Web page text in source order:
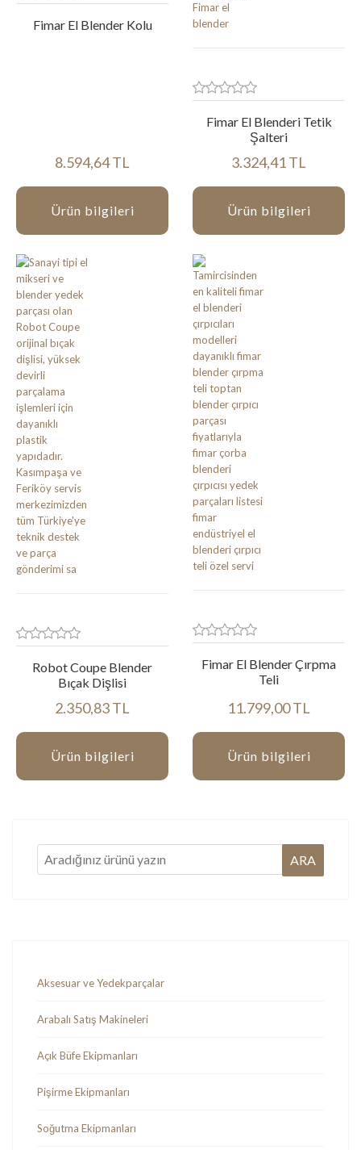
Fimar El Blender Kolu
8.594,64 TL
Ürün bilgileri
Fimar El Blenderi Tetik
Şalteri
3.324,41 TL
Ürün bilgileri
Robot Coupe Blender
Bıçak Dişlisi
2.350,83 TL
Ürün bilgileri
Fimar El Blender Çırpma
Teli
11.799,00 TL
Ürün bilgileri
Aksesuar ve Yedekparçalar
Arabalı Satış Makineleri
Açık Büfe Ekipmanları
Pişirme Ekipmanları
Soğutma Ekipmanları